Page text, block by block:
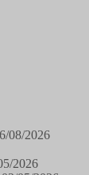
08/2026
2026